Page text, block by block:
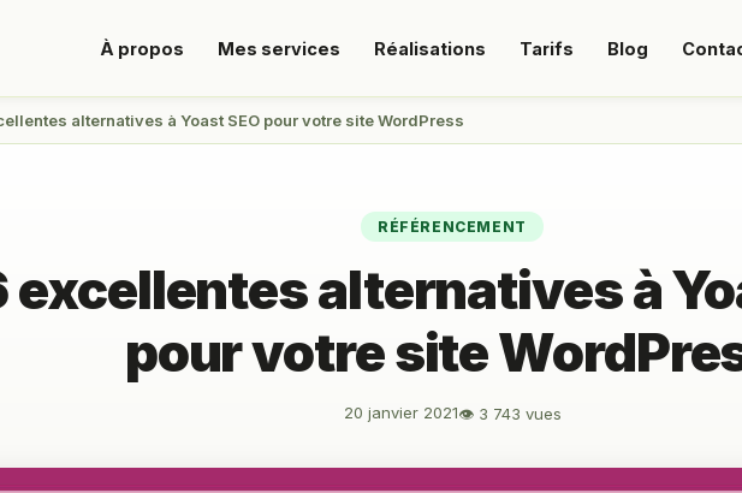
À propos Mes services Réalisations Tarifs Blog
alternatives à Yoast SEO pour votre site WordPress
RÉFÉRENCEMENT
excellentes alternatives à
pour votre site
20 janvier 2021👁 3 743 vues